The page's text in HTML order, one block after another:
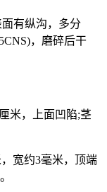
有纵沟，多分
，磨碎后干
米，上面凹陷;茎
宽约3毫米，顶端